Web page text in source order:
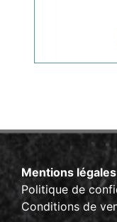
Mentions légales
Politique de
Conditions de